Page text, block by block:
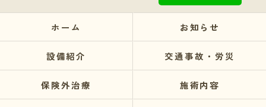
ホーム お知らせ
設備紹介 交通事故・労災
保険外治療 施術内容